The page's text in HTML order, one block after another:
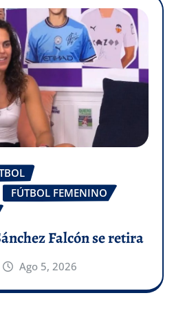
FÚTBOL FEMENINO
Falcón se retira
Ago 5, 2026